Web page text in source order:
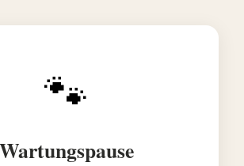
🐾
Wartungspause